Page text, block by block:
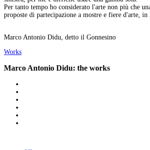
Per tanto tempo ho considerato l'arte non più che
proposte di partecipazione a mostre e fiere d'arte,
Marco Antonio Didu, detto il Gonnesino
Works
Marco Antonio Didu: the works